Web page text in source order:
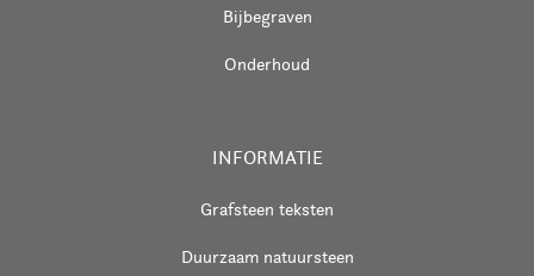
Bijbegraven
Onderhoud
INFORMATIE
Grafsteen teksten
Duurzaam natuursteen